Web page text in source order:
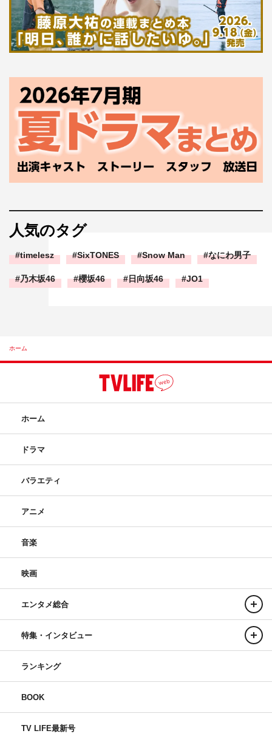
人気のタグ
timelesz SixTONES Snow Man なにわ男子
乃木坂46 櫻坂46 日向坂46 JO1
ホーム
ホーム
ドラマ
バラエティ
アニメ
音楽
映画
エンタメ総合
特集・インタビュー
ランキング
BOOK
TV LIFE最新号